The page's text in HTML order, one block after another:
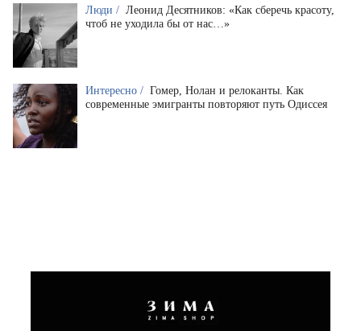
Люди / Леонид Десятников: «Как сберечь красоту,
чтоб не уходила бы от нас…»
Интересно / Гомер, Нолан и релоканты. Как
современные эмигранты повторяют путь Одиссея